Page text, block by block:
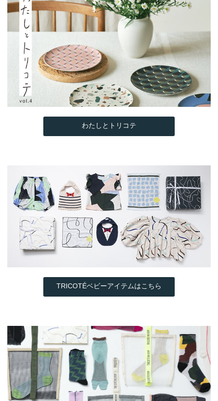
わたしとトリコテ
TRICOTÉベビーアイテムはこちら